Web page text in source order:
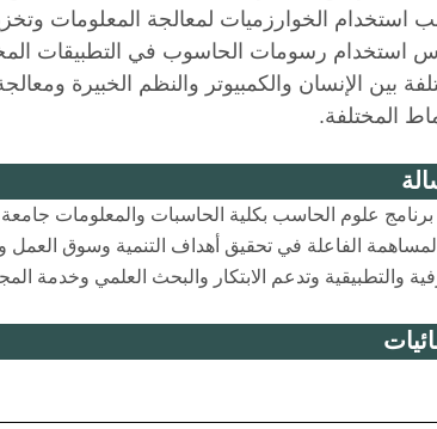
استخدام الخوارزميات لمعالجة المعلومات
استخدام رسومات الحاسوب في التطبيقات
بين الإنسان والكمبيوتر والنظم الخبيرة
المختلفة.
برنامج علوم الحاسب بكلية الحاسبات والمعلومات
الفاعلة في تحقيق أهداف التنمية وسوق العمل
والتطبيقية وتدعم الابتكار والبحث العلمي وخدمة